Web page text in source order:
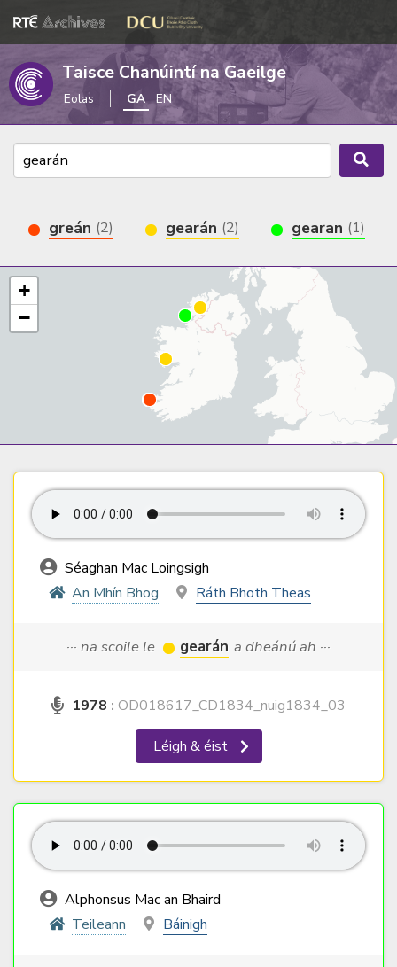
Taisce Chanúintí na Gaeilge
Eolas GA EN
greán (2) gearán (2) gearan (1)
+
−
Séaghan Mac Loingsigh
An Mhín Bhog
Ráth Bhoth Theas
··· na scoile le gearán a dheánú ah ···
1978 : OD018617_CD1834_nuig1834_03
Léigh & éist
Alphonsus Mac an Bhaird
Teileann
Báinigh